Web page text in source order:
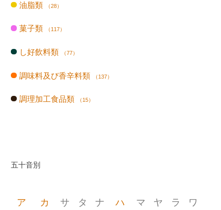
油脂類 （28）
菓子類 （117）
し好飲料類 （77）
調味料及び香辛料類 （137）
調理加工食品類 （15）
五十音別
ア カ サ タ ナ ハ マ ヤ ラ ワ